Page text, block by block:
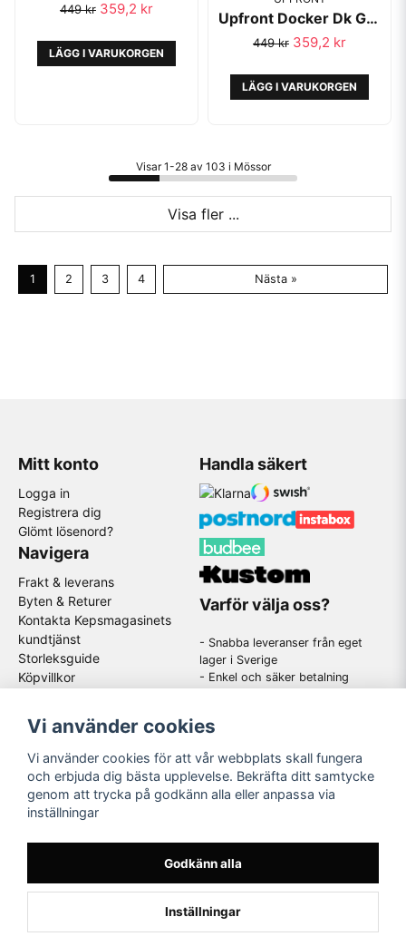
449 kr 359,2 kr
LÄGG I VARUKORGEN
Upfront Docker Dk Green
449 kr 359,2 kr
LÄGG I VARUKORGEN
Visar 1-28 av 103 i Mössor
Visa fler ...
1 2 3 4 Nästa »
Mitt konto
Logga in
Registrera dig
Glömt lösenord?
Navigera
Frakt & leverans
Byten & Returer
Kontakta Kepsmagasinets
kundtjänst
Storleksguide
Köpvillkor
Om oss
Handla säkert
Varför välja oss?
- Snabba leveranser från eget
lager i Sverige
- Enkel och säker betalning
-En schysst kundtjänst som
Följ oss
Vi använder cookies
Vi använder cookies för att vår webbplats skall fungera
och erbjuda dig bästa upplevelse. Bekräfta ditt samtycke
genom att trycka på godkänn alla eller anpassa via
inställningar
Godkänn alla
Inställningar